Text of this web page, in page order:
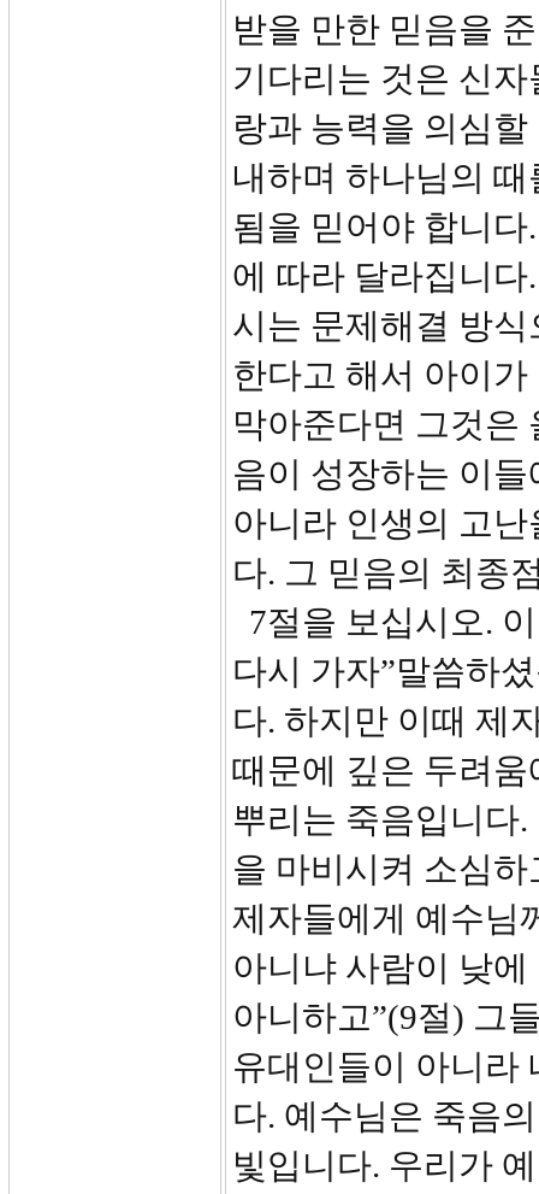
받을 만한 믿음을
기다리는 것은 신
랑과 능력을 의심
내하며 하나님의
됨을 믿어야 합니
에 따라 달라집니
시는 문제해결 방
한다고 해서 아이
막아준다면 그것은
음이 성장하는 이
아니라 인생의 고
다. 그 믿음의 최종
7절을 보십시오.
다시 가자”말씀하
다. 하지만 이때 제
때문에 깊은 두려
뿌리는 죽음입니다
을 마비시켜 소심
제자들에게 예수님
아니냐 사람이 낮
아니하고”(9절) 그
유대인들이 아니라
다. 예수님은 죽음
빛입니다. 우리가